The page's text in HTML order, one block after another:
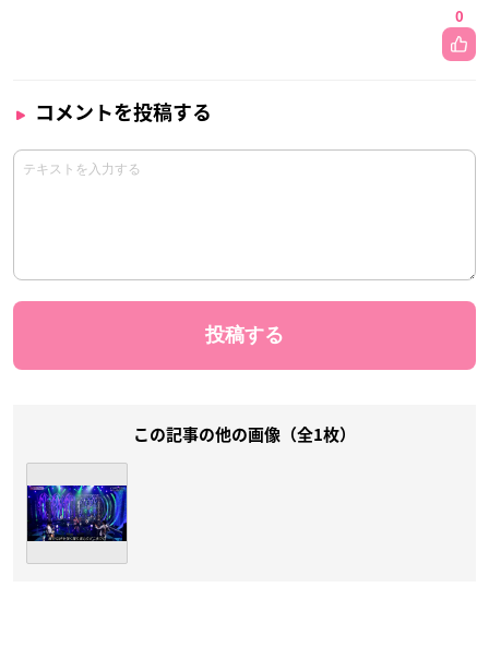
0
コメントを投稿する
この記事の他の画像（全1枚）